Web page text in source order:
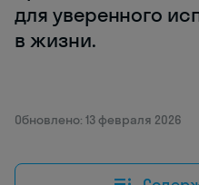
для уверенного
в жизни.
Обновлено: 13 февраля 2026